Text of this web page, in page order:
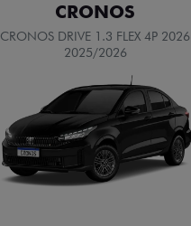
CRONOS
CRONOS DRIVE 1.3 FLEX 4P 2026
2025/2026